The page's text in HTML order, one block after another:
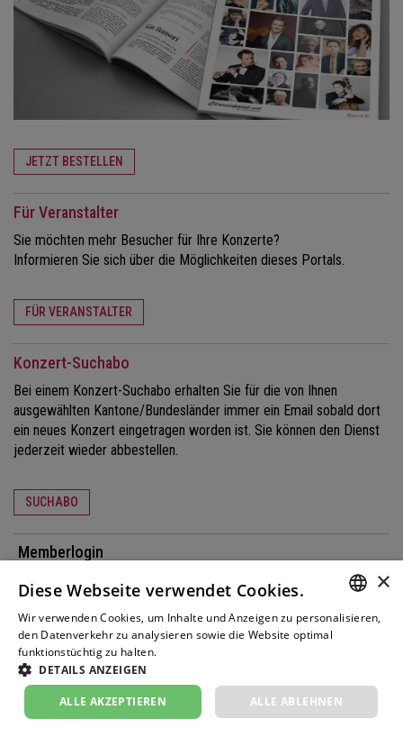
JETZT BESTELLEN
Für Veranstalter
Sie möchten mehr Besucher für Ihre Konzerte?
Informieren Sie sich über die Möglichkeiten dieses Portals.
FÜR VERANSTALTER
Konzert-Suchabo
Bei einem Konzert-Suchabo erhalten Sie für die von Ihnen
ausgewählten Kantone/Bundesländer immer ein Email sobald dort
ein neues Konzert eingetragen worden ist. Sie können den Dienst
jederzeit wieder abbestellen.
SUCHABO
Memberlogin
Benutzername
Passwort
PASSWORT VERGESSEN?
×
Diese Webseite verwendet Cookies.
Wir verwenden Cookies, um Inhalte und Anzeigen zu personalisieren,
den Datenverkehr zu analysieren sowie die Website optimal
funktionstüchtig zu halten.
DETAILS ANZEIGEN
ALLE AKZEPTIEREN ALLE ABLEHNEN